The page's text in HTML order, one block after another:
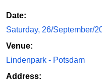
Date:
Saturday, 26/September/
Venue:
Lindenpark - Potsdam
Address: